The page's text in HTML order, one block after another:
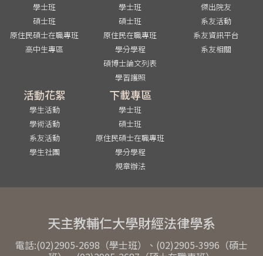
學士班
碩士班
原住民碩士在職專班
高中生專區
學士班
碩士班
原住民在職專班
學分學程
碩博士論文列表
學習護照
傑出院友
系友活動
系友資訊平台
系友相關
活動花絮
學生活動
學術活動
系友活動
學生社團
下載專區
學士班
碩士班
原住民碩士在職專班
學分學程
規章辦法
天主教輔仁大學財經法律學系
電話:(02)2905-2698（學士班）、(02)2905-3996（碩士